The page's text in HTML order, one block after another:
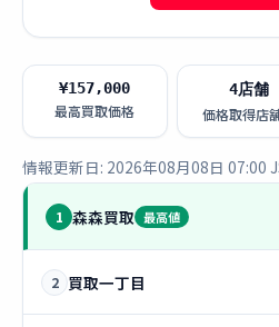
¥157,000
最高買取価格
4店舗
価格取得店
情報更新日: 2026年08月08日 07:00
1 森森買取 最高値
2 買取一丁目